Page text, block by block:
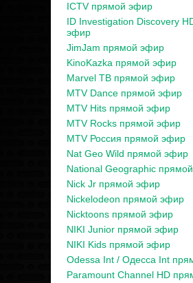
ICTV прямой эфир
ID Investigation Discovery
эфир
JimJam прямой эфир
KinoKazka прямой эфир
Marvel ТВ прямой эфир
MTV Dance прямой эфир
MTV Hits прямой эфир
MTV Rocks прямой эфир
MTV Россия прямой эфир
Nat Geo Wild прямой эфир
National Geographic
Nick Jr прямой эфир
Nickelodeon прямой эфир
Nicktoons прямой эфир
NIKI Junior прямой эфир
NIKI Kids прямой эфир
Odessa Int / Одесса Int
Paramount Channel HD